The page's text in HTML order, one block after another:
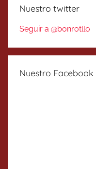
Nuestro twitter
Seguir a @bonrotllo
Nuestro Facebook